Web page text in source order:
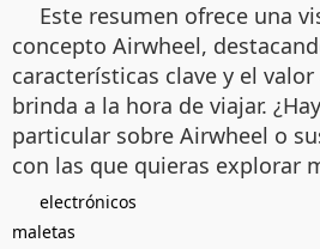
Este resumen ofrece una
concepto Airwheel,
características clave y el
brinda a la hora de viajar.
particular sobre Airwheel o
con las que quieras explorar
electrónicos
maletas